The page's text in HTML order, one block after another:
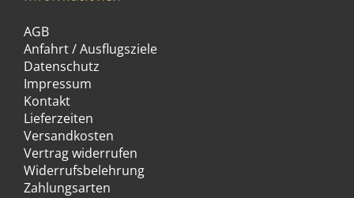
AGB
Anfahrt / Ausflugsziele
Datenschutz
Impressum
Kontakt
Lieferzeiten
Versandkosten
Vertrag widerrufen
Widerrufsbelehrung
Zahlungsarten